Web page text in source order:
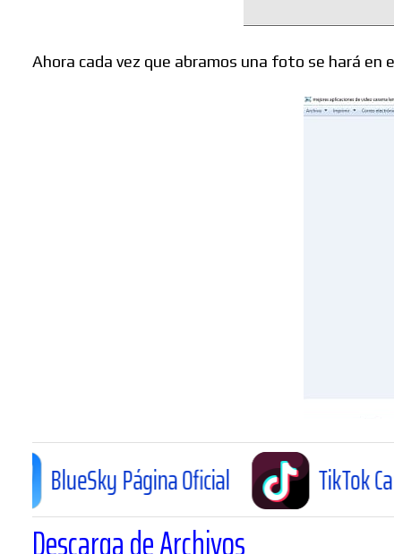
Ahora cada vez que abramos una foto se hará en
Oficial TikTok Canal Oficial